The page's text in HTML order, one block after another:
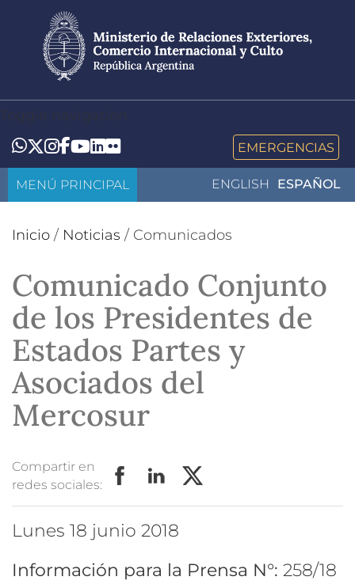
contenido
principal
Toggle navigation
Whatsapp
Twitter
Instagram
Facebook
YouTube
LinkedIn
Flickr EMERGENCIAS
ENGLISH ESPAÑOL
MENÚ PRINCIPAL
Inicio / Noticias / Comunicados
Comunicado Conjunto
de los Presidentes de
Estados Partes y
Asociados del
Mercosur
Compartir en
redes sociales:
lunes 18 junio 2018
Información para la Prensa N°: 258/18